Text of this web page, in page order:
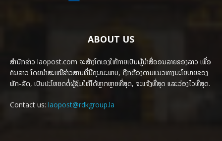
ABOUT US
ສຳນັກຂ່າວ laopost.com ຈະສ້າງໂຕເອງໃຫ້ກາຍເປັນຜູ້ນຳສື່ອອນລາຍຂອງລາວ ເພື່ອ
ຄົນລາວ ໂດຍນຳສະເໜີຂ່າວສານທີ່ມີຄຸນນະພາບ, ຖືກຕ້ອງຕາມແນວທາງນະໂຍບາຍຂອງ
ພັກ-ລັດ, ເປັນປະໂຫຍດຕໍ່ຜູ້ຊົມໃຫ້ໄດ້ຫຼາກຫຼາຍທີ່ສຸດ, ຈະແຈ້ງທີ່ສຸດ ແລະວ່ອງໄວທີ່ສຸດ.
Contact us: laopost@rdkgroup.la